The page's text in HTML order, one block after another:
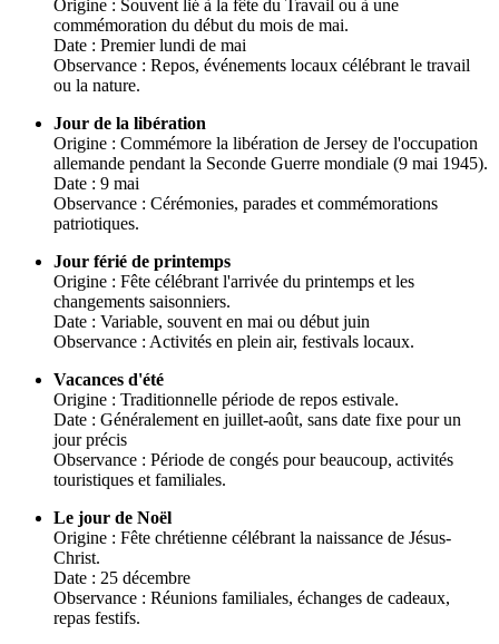
Origine : Souvent lié à la fête du Travail ou à une
commémoration du début du mois de mai.
Date : Premier lundi de mai
Observance : Repos, événements locaux célébrant le travail
ou la nature.
Jour de la libération
Origine : Commémore la libération de Jersey de l'occupation
allemande pendant la Seconde Guerre mondiale (9 mai 1945).
Date : 9 mai
Observance : Cérémonies, parades et commémorations
patriotiques.
Jour férié de printemps
Origine : Fête célébrant l'arrivée du printemps et les
changements saisonniers.
Date : Variable, souvent en mai ou début juin
Observance : Activités en plein air, festivals locaux.
Vacances d'été
Origine : Traditionnelle période de repos estivale.
Date : Généralement en juillet-août, sans date fixe pour un
jour précis
Observance : Période de congés pour beaucoup, activités
touristiques et familiales.
Le jour de Noël
Origine : Fête chrétienne célébrant la naissance de Jésus-
Christ.
Date : 25 décembre
Observance : Réunions familiales, échanges de cadeaux,
repas festifs.